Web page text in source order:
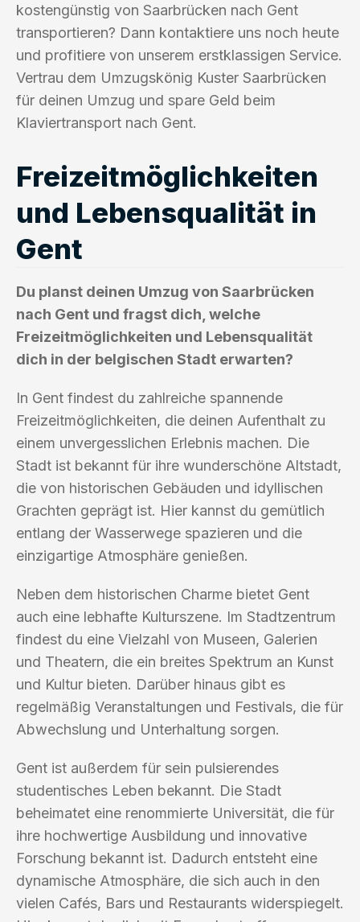
kostengünstig von Saarbrücken nach Gent
transportieren? Dann kontaktiere uns noch heute
und profitiere von unserem erstklassigen Service.
Vertrau dem Umzugskönig Kuster Saarbrücken
für deinen Umzug und spare Geld beim
Klaviertransport nach Gent.
Freizeitmöglichkeiten
und Lebensqualität in
Gent
Du planst deinen Umzug von Saarbrücken
nach Gent und fragst dich, welche
Freizeitmöglichkeiten und Lebensqualität
dich in der belgischen Stadt erwarten?
In Gent findest du zahlreiche spannende
Freizeitmöglichkeiten, die deinen Aufenthalt zu
einem unvergesslichen Erlebnis machen. Die
Stadt ist bekannt für ihre wunderschöne Altstadt,
die von historischen Gebäuden und idyllischen
Grachten geprägt ist. Hier kannst du gemütlich
entlang der Wasserwege spazieren und die
einzigartige Atmosphäre genießen.
Neben dem historischen Charme bietet Gent
auch eine lebhafte Kulturszene. Im Stadtzentrum
findest du eine Vielzahl von Museen, Galerien
und Theatern, die ein breites Spektrum an Kunst
und Kultur bieten. Darüber hinaus gibt es
regelmäßig Veranstaltungen und Festivals, die für
Abwechslung und Unterhaltung sorgen.
Gent ist außerdem für sein pulsierendes
studentisches Leben bekannt. Die Stadt
beheimatet eine renommierte Universität, die für
ihre hochwertige Ausbildung und innovative
Forschung bekannt ist. Dadurch entsteht eine
dynamische Atmosphäre, die sich auch in den
vielen Cafés, Bars und Restaurants widerspiegelt.